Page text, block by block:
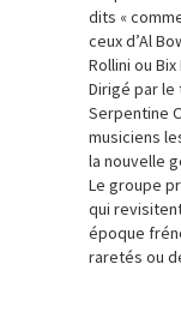
dits «
ceux d’Al
Rollini ou
Dirigé par
Serpentine
musiciens
la nouvelle
Le groupe
qui
époque
raretés ou